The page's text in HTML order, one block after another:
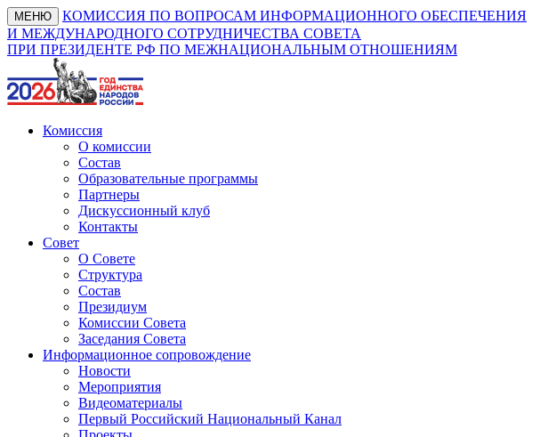
МЕНЮ
КОМИССИЯ ПО ВОПРОСАМ ИНФОРМАЦИОННОГО ОБЕСПЕЧЕНИЯ
И МЕЖДУНАРОДНОГО СОТРУДНИЧЕСТВА СОВЕТА
ПРИ ПРЕЗИДЕНТЕ РФ ПО МЕЖНАЦИОНАЛЬНЫМ ОТНОШЕНИЯМ
Комиссия
О комиссии
Состав
Образовательные программы
Партнеры
Дискуссионный клуб
Контакты
Совет
О Совете
Структура
Состав
Президиум
Комиссии Совета
Заседания Совета
Информационное сопровождение
Новости
Мероприятия
Видеоматериалы
Первый Российский Национальный Канал